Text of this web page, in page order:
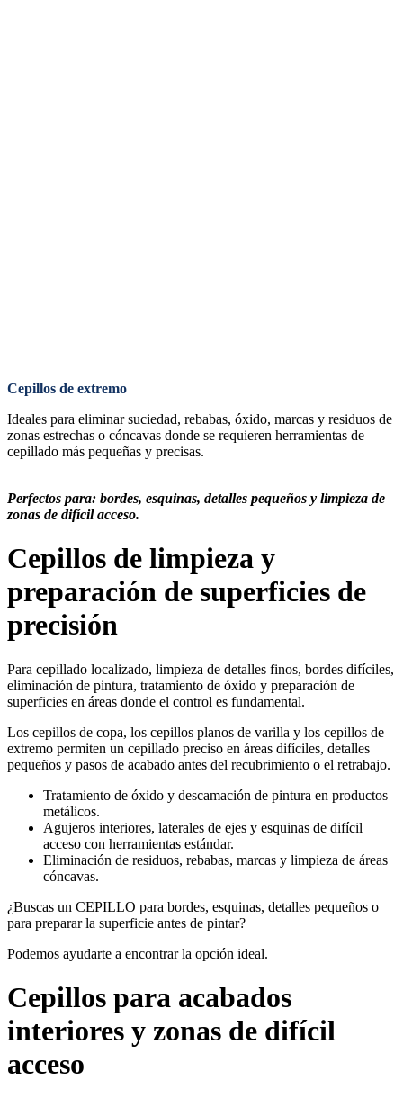
Cepillos de extremo
Ideales para eliminar suciedad, rebabas, óxido, marcas y residuos de
zonas estrechas o cóncavas donde se requieren herramientas de
cepillado más pequeñas y precisas.
Perfectos para: bordes, esquinas, detalles pequeños y limpieza de
zonas de difícil acceso.
Cepillos de limpieza y
preparación de superficies de
precisión
Para cepillado localizado, limpieza de detalles finos, bordes difíciles,
eliminación de pintura, tratamiento de óxido y preparación de
superficies en áreas donde el control es fundamental.
Los cepillos de copa, los cepillos planos de varilla y los cepillos de
extremo permiten un cepillado preciso en áreas difíciles, detalles
pequeños y pasos de acabado antes del recubrimiento o el retrabajo.
Tratamiento de óxido y descamación de pintura en productos
metálicos.
Agujeros interiores, laterales de ejes y esquinas de difícil
acceso con herramientas estándar.
Eliminación de residuos, rebabas, marcas y limpieza de áreas
cóncavas.
¿Buscas un CEPILLO para bordes, esquinas, detalles pequeños o
para preparar la superficie antes de pintar?
Podemos ayudarte a encontrar la opción ideal.
Cepillos para acabados
interiores y zonas de difícil
acceso